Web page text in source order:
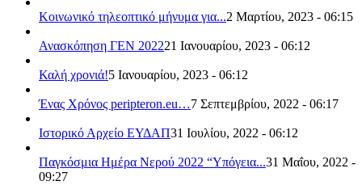
Κοινωνικό τηλεοπτικό μήνυμα για...2 Μαρτίου, 2023 - 06:15
Ανασκόπηση ΓΕΝ 202221 Ιανουαρίου, 2023 - 06:12
Καλή χρονιά!5 Ιανουαρίου, 2023 - 06:12
Ένας Χρόνος peripteron.eu…7 Σεπτεμβρίου, 2022 - 06:17
Ιστορικό Αρχείο ΕΥΔΑΠ31 Ιουλίου, 2022 - 06:12
Παγκόσμια Ημέρα Νερού 2022 “Υπόγεια...31 Μαΐου, 2022 -
09:27